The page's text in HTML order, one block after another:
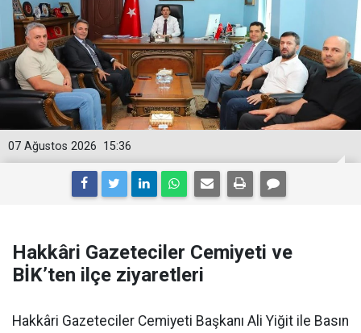
15:36
07 Ağustos 2026
Hakkâri Gazeteciler Cemiyeti ve
BİK’ten ilçe ziyaretleri
Hakkâri Gazeteciler Cemiyeti Başkanı Ali Yiğit ile Basın